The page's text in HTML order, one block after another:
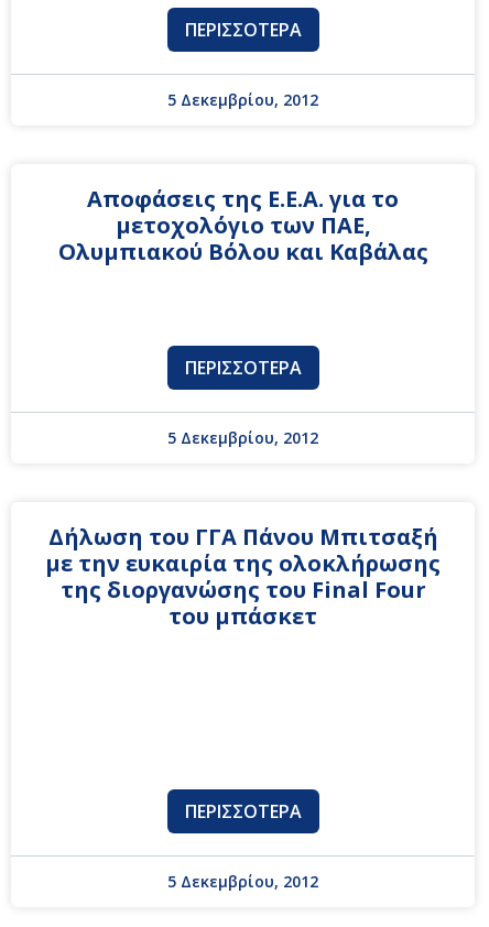
ΠΕΡΙΣΣΌΤΕΡΑ
5 Δεκεμβρίου, 2012
Αποφάσεις της Ε.Ε.Α. για το
μετοχολόγιο των ΠΑΕ,
Ολυμπιακού Βόλου και Καβάλας
ΠΕΡΙΣΣΌΤΕΡΑ
5 Δεκεμβρίου, 2012
Δήλωση του ΓΓΑ Πάνου Μπιτσαξή
με την ευκαιρία της ολοκλήρωσης
της διοργανώσης του Final Four
του μπάσκετ
ΠΕΡΙΣΣΌΤΕΡΑ
5 Δεκεμβρίου, 2012